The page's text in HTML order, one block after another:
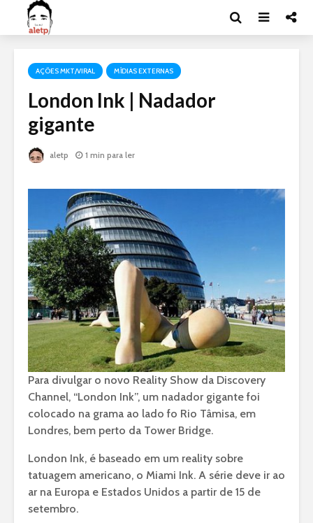
AÇÕES MKT/VIRAL MÍDIAS EXTERNAS
London Ink | Nadador
gigante
aletp 1 min para ler
Para divulgar o novo Reality Show da Discovery
Channel, “London Ink”, um nadador gigante foi
colocado na grama ao lado fo Rio Tâmisa, em
Londres, bem perto da Tower Bridge.
London Ink, é baseado em um reality sobre
tatuagem americano, o Miami Ink. A série deve ir ao
ar na Europa e Estados Unidos a partir de 15 de
setembro.